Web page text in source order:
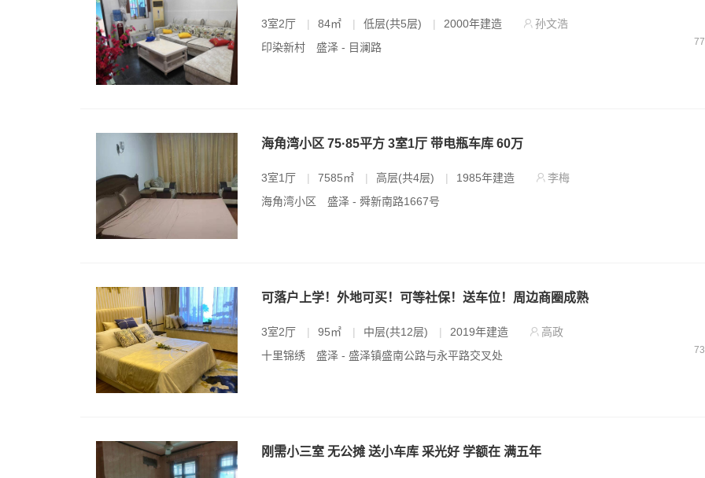
3室2厅 | 84㎡ | 低层(共5层) | 2000年建造
孙文浩
印染新村
盛泽 - 目澜路
海角湾小区 75·85平方 3室1厅 带电瓶车库 60万
3室1厅 | 7585㎡ | 高层(共4层) | 1985年建造
李梅
海角湾小区
盛泽 - 舜新南路1667号
可落户上学！外地可买！可等社保！送车位！周边商圈成熟
3室2厅 | 95㎡ | 中层(共12层) | 2019年建造
高政
十里锦绣
盛泽 - 盛泽镇盛南公路与永平路交叉处
刚需小三室 无公摊 送小车库 采光好 学额在 满五年